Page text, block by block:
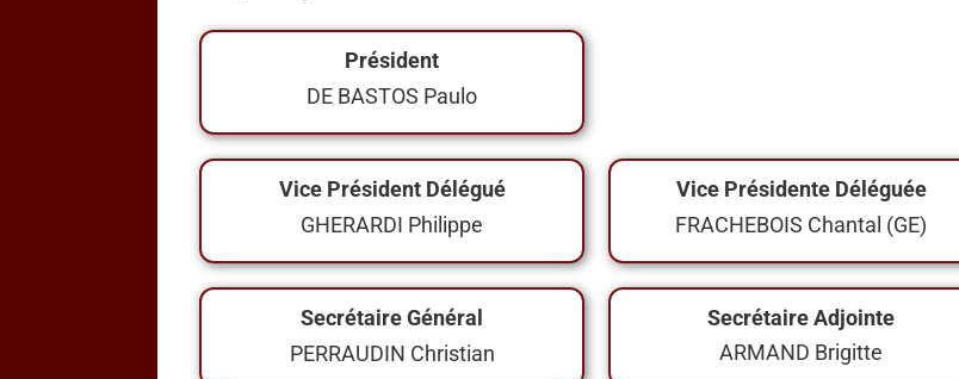
Président
DE BASTOS Paulo
Vice Président Délégué
GHERARDI Philippe
Vice Présidente Déléguée
FRACHEBOIS Chantal (GE)
Secrétaire Général
PERRAUDIN Christian
Secrétaire Adjointe
ARMAND Brigitte